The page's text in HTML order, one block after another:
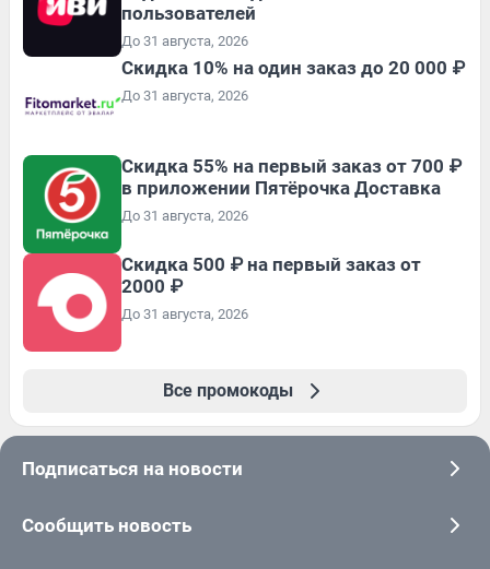
пользователей
До 31 августа, 2026
Скидка 10% на один заказ до 20 000 ₽
До 31 августа, 2026
Скидка 55% на первый заказ от 700 ₽
в приложении Пятёрочка Доставка
До 31 августа, 2026
Скидка 500 ₽ на первый заказ от
2000 ₽
До 31 августа, 2026
Все промокоды
Подписаться на новости
Сообщить новость